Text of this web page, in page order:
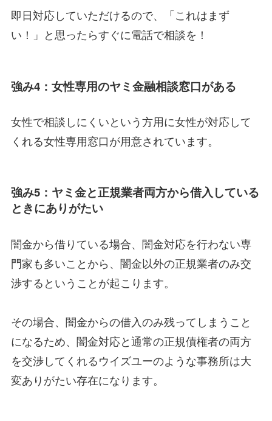
即日対応していただけるので、「これはまず
い！」と思ったらすぐに電話で相談を！
強み4：女性専用のヤミ金融相談窓口がある
女性で相談しにくいという方用に女性が対応して
くれる女性専用窓口が用意されています。
強み5：ヤミ金と正規業者両方から借入している
ときにありがたい
闇金から借りている場合、闇金対応を行わない専
門家も多いことから、闇金以外の正規業者のみ交
渉するということが起こります。
その場合、闇金からの借入のみ残ってしまうこと
になるため、闇金対応と通常の正規債権者の両方
を交渉してくれるウイズユーのような事務所は大
変ありがたい存在になります。